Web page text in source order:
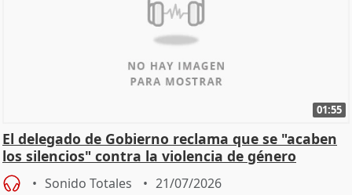
01:55
El delegado de Gobierno reclama que se "acaben
los silencios" contra la violencia de género
Sonido Totales 21/07/2026